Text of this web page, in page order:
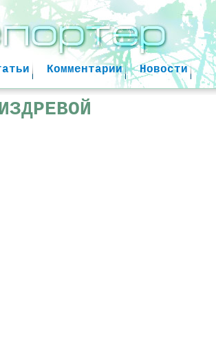
Jump to
Новости
Комментарии